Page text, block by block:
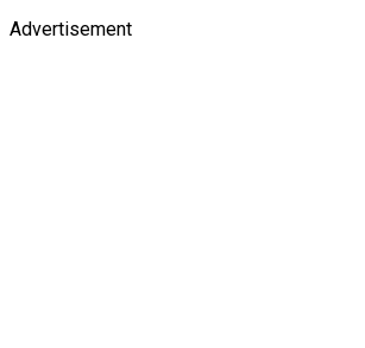
Advertisement